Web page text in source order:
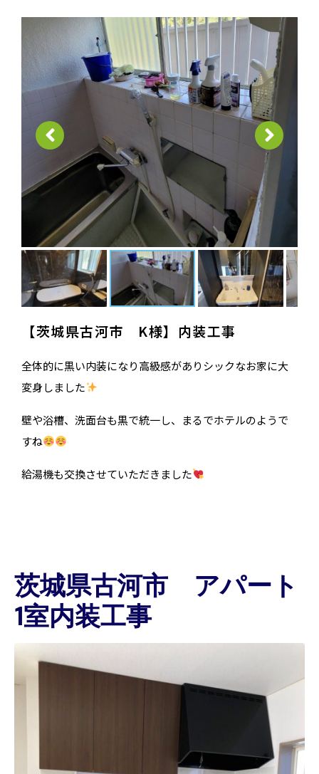
【茨城県古河市 K様】内装工事
全体的に黒い内装になり高級感がありシックなお家に大
変身しました
壁や浴槽、洗面台も黒で統一し、まるでホテルのようで
すね
給湯機も交換させていただきました
茨城県古河市 アパート
1室内装工事